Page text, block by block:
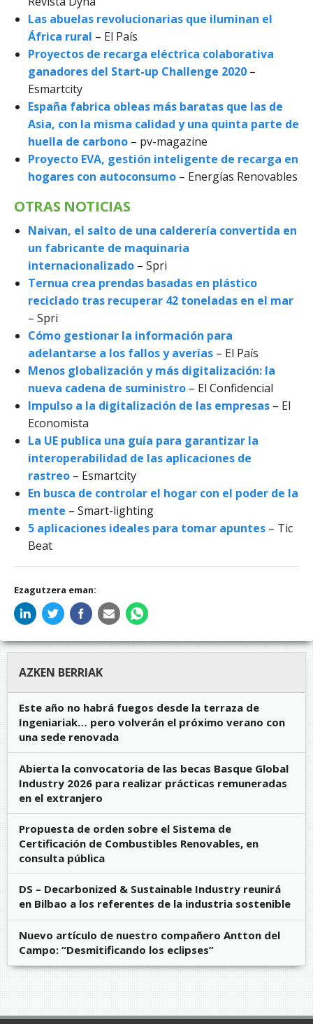
Las abuelas revolucionarias que iluminan el
África rural – El País
Proyectos de recarga eléctrica colaborativa
ganadores del Start-up Challenge 2020 –
Esmartcity
España fabrica obleas más baratas que las de
Asia, con la misma calidad y una quinta parte de
huella de carbono – pv-magazine
Proyecto EVA, gestión inteligente de recarga en
hogares con autoconsumo – Energías Renovables
OTRAS NOTICIAS
Naivan, el salto de una calderería convertida en
un fabricante de maquinaria
internacionalizado – Spri
Ternua crea prendas basadas en plástico
reciclado tras recuperar 42 toneladas en el mar
– Spri
Cómo gestionar la información para
adelantarse a los fallos y averías – El País
Menos globalización y más digitalización: la
nueva cadena de suministro – El Confidencial
Impulso a la digitalización de las empresas – El
Economista
La UE publica una guía para garantizar la
interoperabilidad de las aplicaciones de
rastreo – Esmartcity
En busca de controlar el hogar con el poder de la
mente – Smart-lighting
5 aplicaciones ideales para tomar apuntes – Tic
Beat
Ezagutzera eman:
AZKEN BERRIAK
Este año no habrá fuegos desde la terraza de
Ingeniariak… pero volverán el próximo verano con
una sede renovada
Abierta la convocatoria de las becas Basque Global
Industry 2026 para realizar prácticas remuneradas
en el extranjero
Propuesta de orden sobre el Sistema de
Certificación de Combustibles Renovables, en
consulta pública
DS – Decarbonized & Sustainable Industry reunirá
en Bilbao a los referentes de la industria sostenible
Nuevo artículo de nuestro compañero Antton del
Campo: “Desmitificando los eclipses”